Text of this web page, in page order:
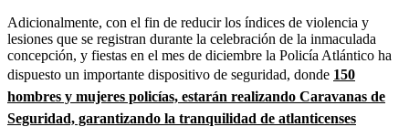
Adicionalmente, con el fin de reducir los índices de violencia y
lesiones que se registran durante la celebración de la inmaculada
concepción, y fiestas en el mes de diciembre la Policía Atlántico ha
dispuesto un importante dispositivo de seguridad, donde 150
hombres y mujeres policías, estarán realizando Caravanas de
Seguridad, garantizando la tranquilidad de atlanticenses